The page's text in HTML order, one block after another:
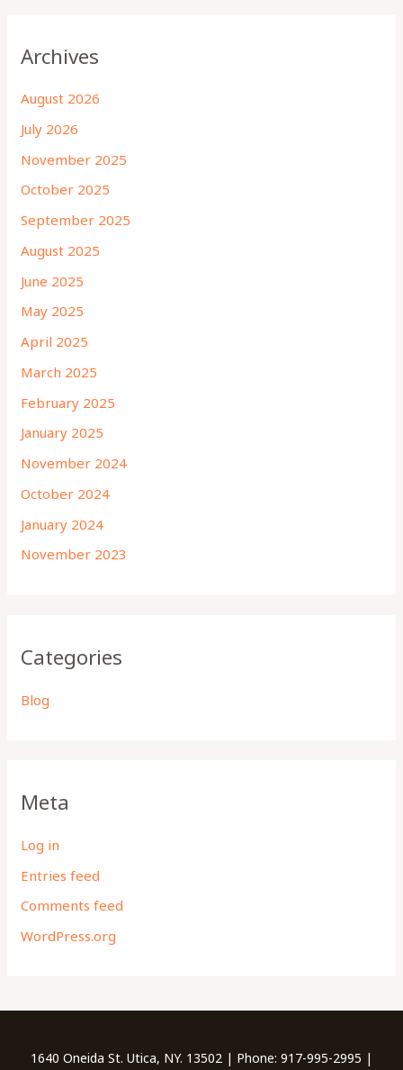
Archives
August 2026
July 2026
November 2025
October 2025
September 2025
August 2025
June 2025
May 2025
April 2025
March 2025
February 2025
January 2025
November 2024
October 2024
January 2024
November 2023
Categories
Blog
Meta
Log in
Entries feed
Comments feed
WordPress.org
1640 Oneida St. Utica, NY. 13502 | Phone: 917-995-2995 |